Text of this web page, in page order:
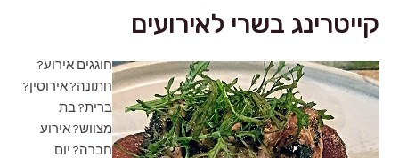
קייטרינג בשרי לאירועים
חוגגים אירוע?
חתונה? אירוסין?
ברית? בת
מצווש? אירוע
חברה? יום